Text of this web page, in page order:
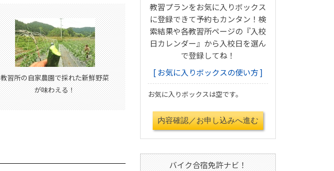
教習所の自家農園で採れた新鮮野菜
が味わえる！
教習プランをお気に入りボックス
に登録できて予約もカンタン！検
索結果や各教習所ページの『入校
日カレンダー』から入校日を選ん
で登録してね！
お気に入りボックスの使い方
お気に入りボックスは空です。
バイク合宿免許ナビ！